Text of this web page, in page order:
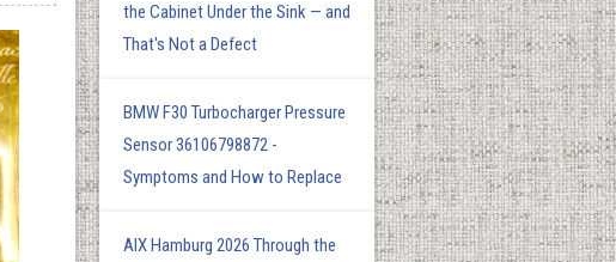
the Cabinet Under the Sink — and
That's Not a Defect
BMW F30 Turbocharger Pressure
Sensor 36106798872 -
Symptoms and How to Replace
AIX Hamburg 2026 Through the